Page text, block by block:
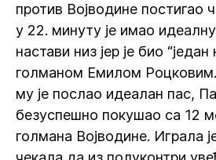
против Војводине постигао
у 22. минуту је имао
настави низ јер је био “један
голманом Емилом
му је послао идеалан пас,
безуспешно покушао са 12
голмана Војводине. Играла